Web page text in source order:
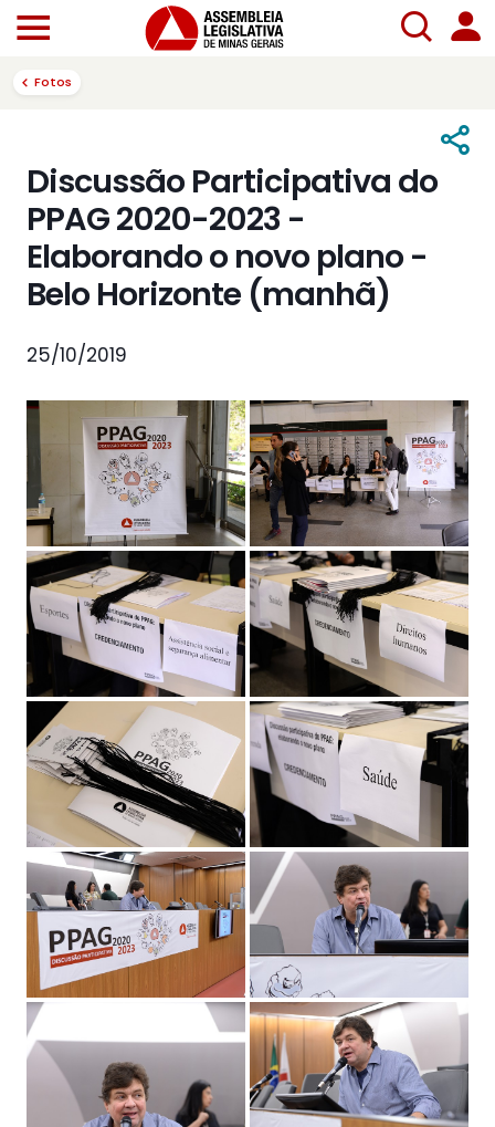
Fotos
Discussão Participativa do
PPAG 2020-2023 -
Elaborando o novo plano -
Belo Horizonte (manhã)
25/10/2019